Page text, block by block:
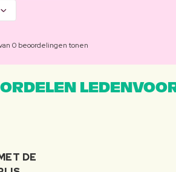
0 beoordelingen tonen
DE